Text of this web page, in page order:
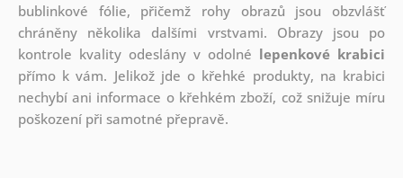
bublinkové fólie, přičemž rohy obrazů jsou obzvlášť
chráněny několika dalšími vrstvami. Obrazy jsou po
kontrole kvality odeslány v odolné lepenkové krabici
přímo k vám. Jelikož jde o křehké produkty, na krabici
nechybí ani informace o křehkém zboží, což snižuje míru
poškození při samotné přepravě.